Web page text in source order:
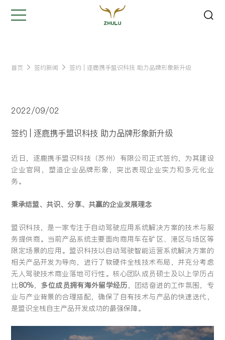
首页 签约新闻 签约 | 逐鹿携手盟识科技 助力品牌形象新升级
2022/09/02
签约 | 逐鹿携手盟识科技 助力品牌形象新升级
近日，逐鹿携手盟识科技（苏州）有限公司正式签约，为其建设
企业官网，塑造企业品牌形象，突出表现企业实力和多元化业
务。
秉承结盟、共识、分享、共赢的企业发展理念
盟识科技，是一家专注于自动驾驶应用系统解决方案的技术与服
务提供商。当前产品系统主要面向商用车在矿区、港区与场区等
限定场景的应用。盟识科技以自动驾驶智能运营系统解决方案的
相关产品开发为导向，进行了软硬件全栈技术布局，并充分考虑
无人驾驶技术商业落地可行性。核心团队成员硕士及以上学历占
比80%， 多位成员拥有海外留学经历，团结奋进的工作氛围，专
业与产业背景的合理搭配，确保了自有技术与产品的快速迭代，
是盟识全栈自主产品开发成功的最强保障。
是我们最重要的工作之一...
公司名称:*
联系方式:*
您的需求:
留言:
提交